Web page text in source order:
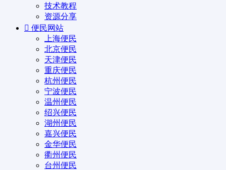
技术教程
资源分享
便民网站
上海便民
北京便民
天津便民
重庆便民
杭州便民
宁波便民
温州便民
绍兴便民
湖州便民
嘉兴便民
金华便民
衢州便民
台州便民